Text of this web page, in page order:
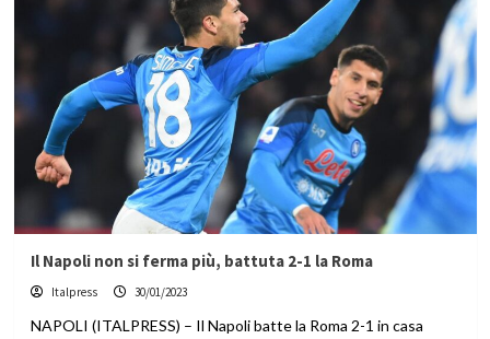
Il Napoli non si ferma più, battuta 2-1 la Roma
Italpress 30/01/2023
NAPOLI (ITALPRESS) – Il Napoli batte la Roma 2-1 in casa